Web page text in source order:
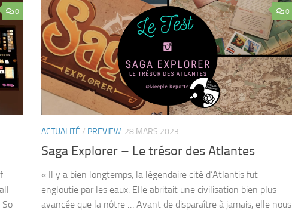
0 0
ACTUALITÉ / PREVIEW 28 MARS 2023
Saga Explorer – Le trésor des Atlantes
« Il y a bien longtemps, la légendaire cité d’Atlantis fut
engloutie par les eaux. Elle abritait une civilisation bien plus
avancée que la nôtre … Avant de disparaître à jamais, elle nous